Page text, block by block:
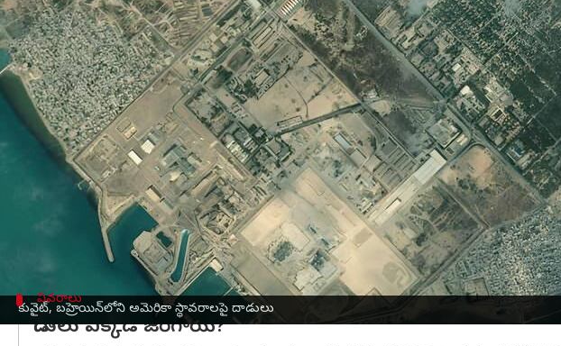
కువైట్, బహ్రెయిన్‌లోని అమెరికా స్థావరాలపై దాడులు
వ్రాసిన వారు Sirish Praharaju Jul 08, 2026 01:22 pm
ఈ వార్తాకథనం ఏంటి
అమెరికాఇరాన్‌లోని 80కిపైగా ప్రాంతాలపై దాడులు జరిపిన నేపథ్యంలో, అందుకు
ఇరాన్ప్రకటించింది.
ఈ దాడుల్లో క్షిపణులు, డ్రోన్లను ఉపయోగించినట్లు తెలిపింది.
ఇరాన్‌కు చెందిన ఇస్లామిక్ రివల్యూషనరీ గార్డ్స్ కార్ప్స్ (IRGC) విడుదల
దాడులు నిర్వహించినట్లు పేర్కొంది.
వివరాలు
దాడులు ఎక్కడ జరిగాయి?